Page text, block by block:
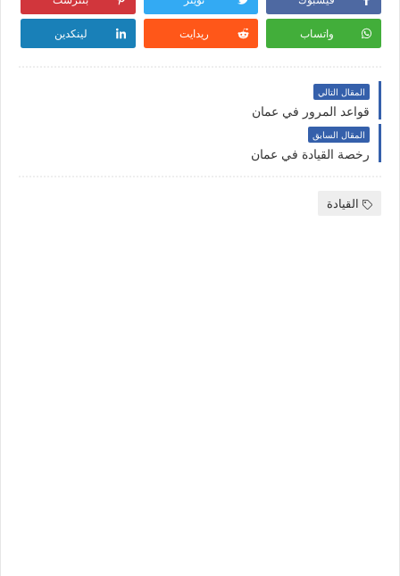
واتساب ريدايت لينكدين
المقال التالي
قواعد المرور في عمان
المقال السابق
رخصة القيادة في عمان
القيادة